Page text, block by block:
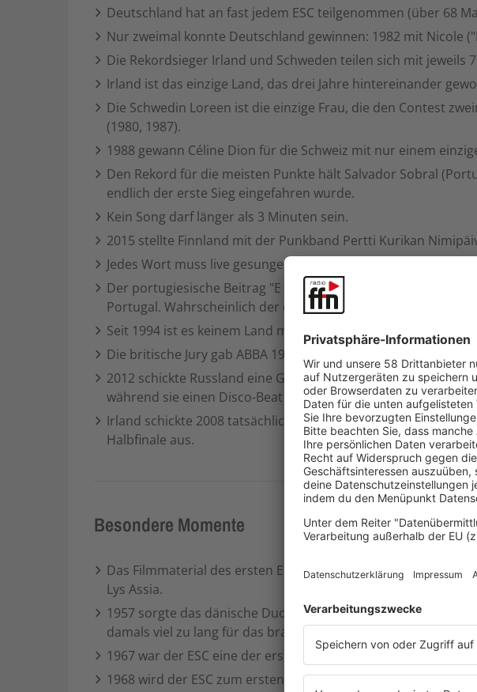
Deutschland hat an fast jedem ESC teilgenommen (über 68
Nur zweimal konnte Deutschland gewinnen: 1982 mit Nicole
Die Rekordsieger Irland und Schweden teilen sich mit jeweils
Irland ist das einzige Land, das drei Jahre hintereinander
Die Schwedin Loreen ist die einzige Frau, die den Contest
(1980, 1987).
1988 gewann Céline Dion für die Schweiz mit nur einem
Den Rekord für die meisten Punkte hält Salvador Sobral
endlich der erste Sieg eingefahren wurde.
Kein Song darf länger als 3 Minuten sein.
2015 stellte Finnland mit der Punkband Pertti Kurikan
Jedes Wort muss live gesungen werden. Playback für den
Der portugiesische Beitrag "E depois do adeus" diente im
Portugal. Wahrscheinlich der einzige ESC-Song, der jemals
Seit 1994 ist es keinem Land mehr gelungen, den Titel im
Die britische Jury gab ABBA 1974 für "Waterloo" 0 Punkte.
2012 schickte Russland eine Gruppe von Großmüttern
während sie einen Disco-Beat besangen. Sie wurden
Irland schickte 2008 tatsächlich eine Handpuppe (einen
Halbfinale aus.
Besondere Momente
Das Filmmaterial des ersten ESC von 1956 ist fast
Lys Assia.
1957 sorgte das dänische Duo Birthe Wilke und Gustav
damals viel zu lang für das brave Fernsehen.
1967 war der ESC eine der ersten Sendungen, die live via
1968 wird der ESC zum ersten Mal in Farbe ausgestrahlt,